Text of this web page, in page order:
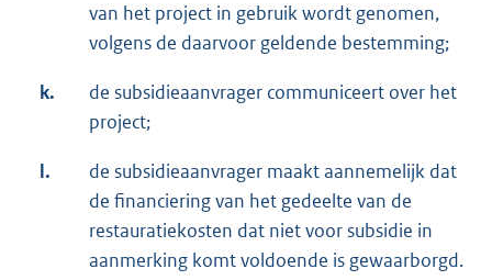
van het project in gebruik wordt genomen,
volgens de daarvoor geldende bestemming;
k.
de subsidieaanvrager communiceert over het
project;
l.
de subsidieaanvrager maakt aannemelijk dat
de financiering van het gedeelte van de
restauratiekosten dat niet voor subsidie in
aanmerking komt voldoende is gewaarborgd.